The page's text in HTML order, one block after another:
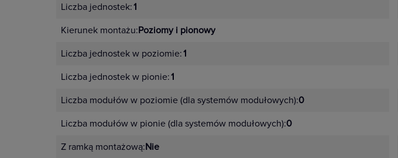
Liczba jednostek:1
Kierunek montażu:Poziomy i pionowy
Liczba jednostek w poziomie:1
Liczba jednostek w pionie:1
Liczba modułów w poziomie (dla systemów modułowych):0
Liczba modułów w pionie (dla systemów modułowych):0
Z ramką montażową:Nie